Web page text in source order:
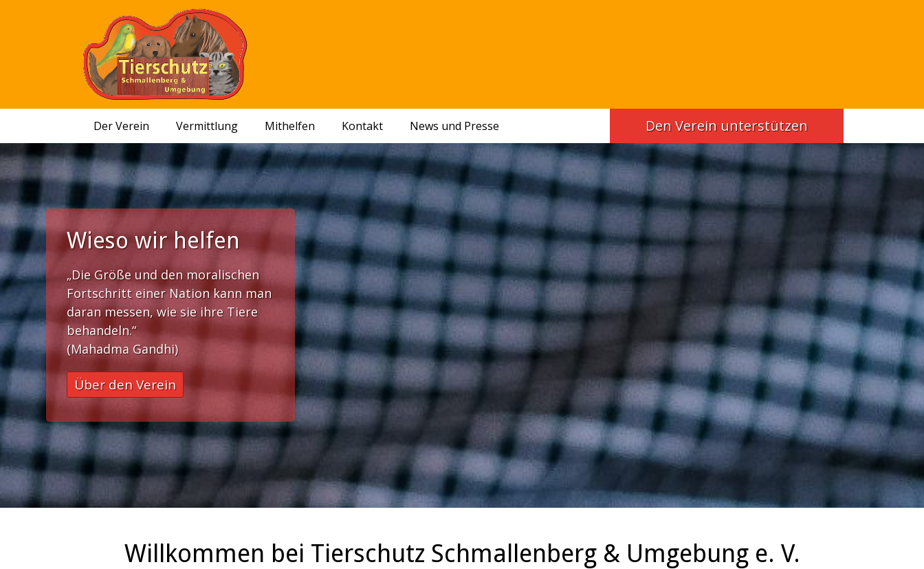
Der Verein Vermittlung Mithelfen Kontakt News und Presse Den Verein unterstützen
Wieso wir helfen
„Die Größe und den moralischen
Fortschritt einer Nation kann man
daran messen, wie sie ihre Tiere
behandeln.“
(Mahadma Gandhi)
Über den Verein
Willkommen bei Tierschutz Schmallenberg & Umgebung e. V.